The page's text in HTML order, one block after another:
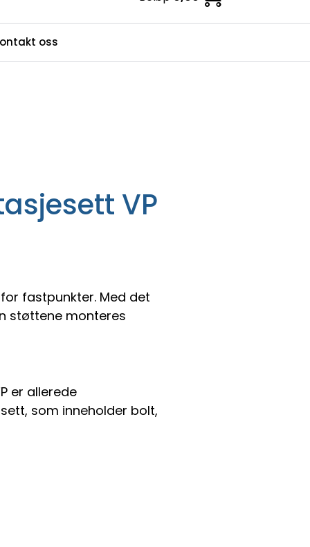
oss
VP
fastpunkter. Med det
støttene monteres
er allerede
som inneholder bolt,